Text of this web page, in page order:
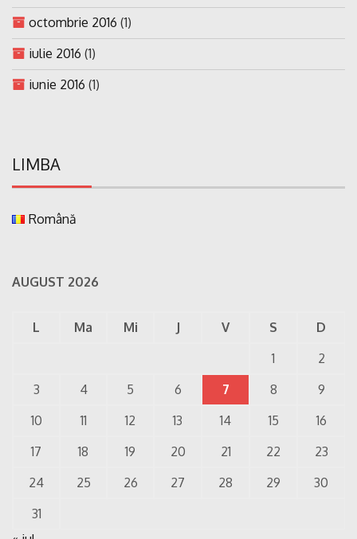
octombrie 2016 (1)
iulie 2016 (1)
iunie 2016 (1)
LIMBA
Română
AUGUST 2026
L Ma Mi J V S
D
1
2
3
4 5 6 7 8
9
10
11 12 13 14 15
16
17
18 19 20 21 22
23
24
25 26 27 28 29
30
31